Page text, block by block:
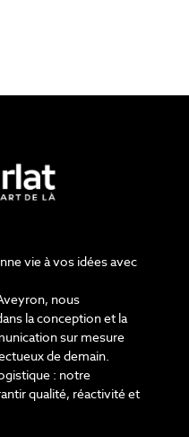
vie à vos idées avec
nous
la conception et la
sur mesure
de demain.
: notre
qualité, réactivité et